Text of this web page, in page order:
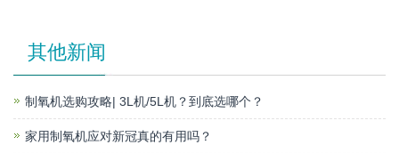
其他新闻
制氧机选购攻略| 3L机/5L机？到底选哪个？
家用制氧机应对新冠真的有用吗？